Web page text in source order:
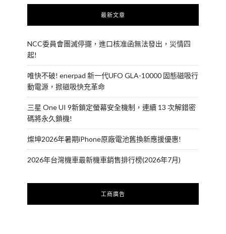
最新文章
NCC委員會團滅停擺，進口核准函無法發出，災情四
起!
唯快不破! enerpad 新一代UFO GLA-10000 固態磁吸行
動電源，掀磁吸快充革命
三星 One UI 9新鎖定螢幕安全機制，連續 13 次解錯密
碼將永久鎖機!
燦坤2026年暑期iPhone原廠電池舊換新應援優惠!
2026年台灣機車最新機車銷售排行榜(2026年7月)
工商廣告